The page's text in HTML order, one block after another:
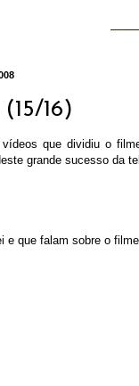
16)
que dividiu o
grande sucesso da
e que falam sobre o